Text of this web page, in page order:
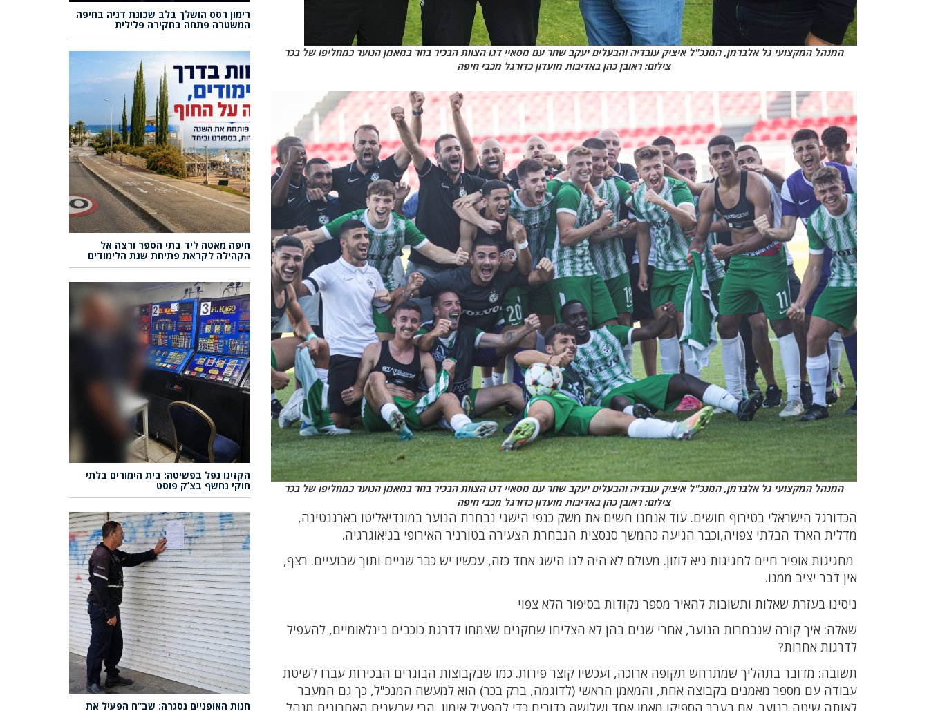
המנהל המקצועי גל אלברמן, המנכ"ל איציק עובדיה והבעלים יעקב שחר עם מסאיי דגו הצוות הבכיר בחר במאמן הנוער כמחליפו של בכר
צילום: ראובן כהן באדיבות מועדון כדורגל מכבי חיפה
המנהל המקצועי גל אלברמן, המנכ"ל איציק עובדיה והבעלים יעקב שחר עם מסאיי דגו הצוות הבכיר בחר במאמן הנוער כמחליפו של בכר
צילום: ראובן כהן באדיבות מועדון כדורגל מכבי חיפה
הכדורגל הישראלי בטירוף חושים. עוד אנחנו חשים את משק כנפי הישגי נבחרת הנוער במונדיאליטו בארגנטינה,
מדלית הארד הבלתי צפויה,וכבר הגיעה כהמשך סנסצית הנבחרת הצעירה בטורניר האירופי בגיאוגרגיה.
מחגיגות אופיר חיים לחגיגות גיא לוזון. מעולם לא היה לנו הישג אחד כזה, עכשיו יש כבר שניים ותוך שבועיים. רצף,
אין דבר יציב ממנו.
ניסינו בעזרת שאלות ותשובות להאיר מספר נקודות בסיפור הלא צפוי
שאלה: איך קורה שנבחרות הנוער, אחרי שנים בהן לא הצליחו שחקנים שצמחו לדרגת כוכבים בינלאומיים, להעפיל
לדרגות אחרות?
תשובה: מדובר בתהליך שמתרחש תקופה ארוכה, ועכשיו קוצר פירות. כמו שבקבוצות הבוגרים הבכירות עברו לשיטת
עבודה עם מספר מאמנים בקבוצה אחת, והמאמן הראשי (לדוגמה, ברק בכר) הוא למעשה המנכ"ל, כך גם המעבר
לאותה שיטה בנוער. אם בעבר הספיקו מאמן אחד ושלושה כדורים כדי להפעיל אימון, הרי שבשנים האחרונים מנהל
רימון רסס הושלך בלב שכונת דניה בחיפה
המשטרה פתחה בחקירה פלילית
חיפה מאטה ליד בתי הספר ורצה אל
הקהילה לקראת פתיחת שנת הלימודים
הקזינו נפל בפשיטה: בית הימורים בלתי
חוקי נחשף בצ’ק פוסט
חנות האופניים נסגרה: שב”ח הפעיל את